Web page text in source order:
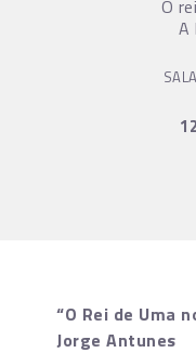
O
A
“O Rei de Uma
Jorge Antunes